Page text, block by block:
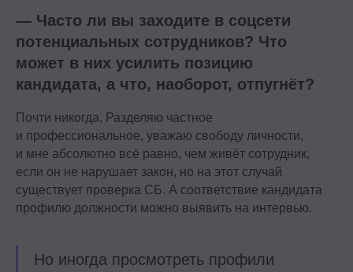
— Часто ли вы заходите в соцсети
потенциальных сотрудников? Что
может в них усилить позицию
кандидата, а что, наоборот, отпугнёт?
Почти никогда. Разделяю частное
и профессиональное, уважаю свободу личности,
и мне абсолютно всё равно, чем живёт сотрудник,
если он не нарушает закон, но на этот случай
существует проверка СБ. А соответствие кандидата
профилю должности можно выявить на интервью.
Но иногда просмотреть профили